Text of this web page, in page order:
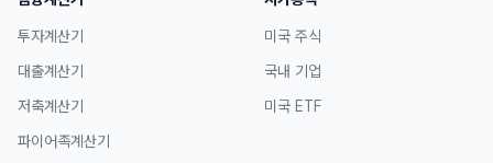
투자계산기
대출계산기
저축계산기
파이어족계산기
미국 주식
국내 기업
미국 ETF